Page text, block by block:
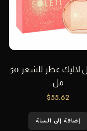
سوليل لاليك عطر للشعر 50
مل
$55.62
إضافة إلى السلة